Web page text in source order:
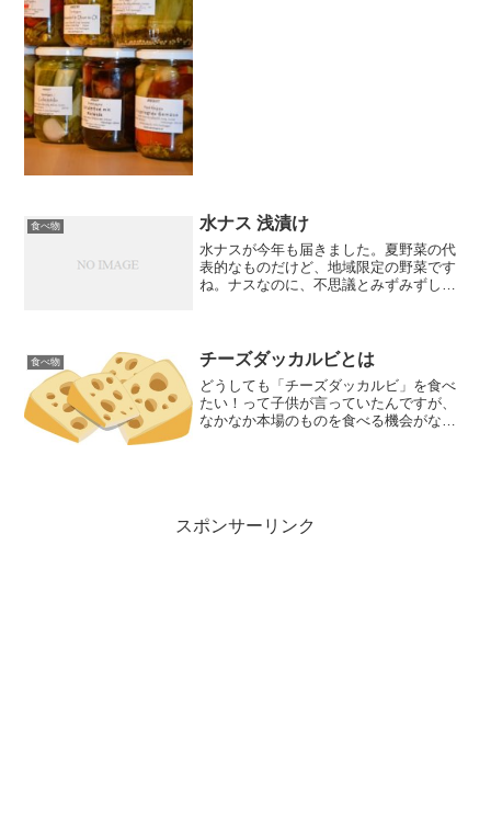
食べ物 水ナス 浅漬け
水ナスが今年も届きました。夏野菜の代
表的なものだけど、地域限定の野菜です
ね。ナスなのに、不思議とみずみずしい
比べたら不思議かもしれ...
食べ物 チーズダッカルビとは
どうしても「チーズダッカルビ」を食べ
たい！って子供が言っていたんですが、
なかなか本場のものを食べる機会がなか
スポンサーリンク